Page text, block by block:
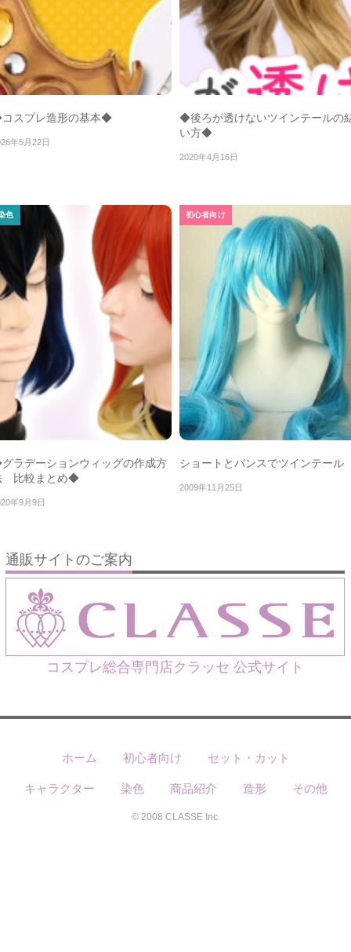
スプレ造形の基本◆
年5月22日
◆後ろが透けないツインテールの
い方◆
2020年4月16日
色
ラデーションウィッグの作成方
比較まとめ◆
年9月9日
初心者向け
ショートとバンスでツインテール
2009年11月25日
通販サイトのご案内
コスプレ総合専門店クラッセ 公式サイト
ホーム 初心者向け セット・カット
キャラクター 染色 商品紹介 造形 その他
© 2008 CLASSE Inc.